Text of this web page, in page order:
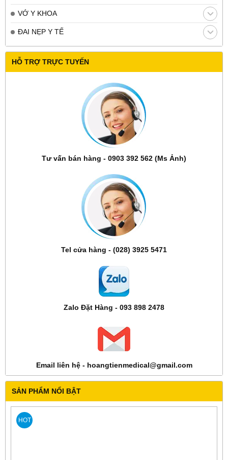
VỚ Y KHOA
ĐAI NẸP Y TẾ
HỖ TRỢ TRỰC TUYẾN
Tư vấn bán hàng - 0903 392 562 (Ms Ảnh)
Tel cửa hàng - (028) 3925 5471
Zalo Đặt Hàng - 093 898 2478
Email liên hệ - hoangtienmedical@gmail.com
SẢN PHẨM NỔI BẬT
HOT